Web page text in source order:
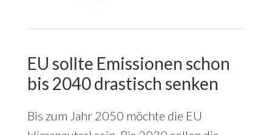
EU sollte Emissionen schon
bis 2040 drastisch senken
Bis zum Jahr 2050 möchte die EU